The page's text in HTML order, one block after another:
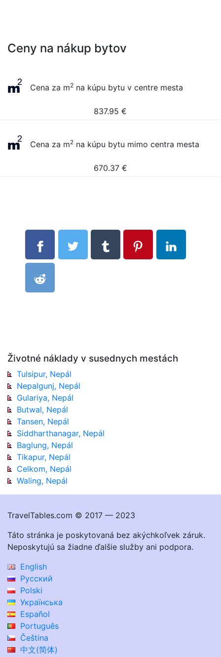
Ceny na nákup bytov
Cena za m2 na kúpu bytu v centre mesta
837.95 €
Cena za m2 na kúpu bytu mimo centra mesta
670.37 €
Životné náklady v susednych mestách
Tulsipur, Nepál
Nepalgunj, Nepál
Gulariya, Nepál
Butwal, Nepál
Tansen, Nepál
Siddharthanagar, Nepál
Baglung, Nepál
Tikapur, Nepál
Celkom, Nepál
Waling, Nepál
TravelTables.com © 2017 — 2023
Táto stránka je poskytovaná bez akýchkoľvek záruk.
Neposkytujú sa žiadne ďalšie služby ani podpora.
English
Русский
Polski
Українська
Español
Português
Čeština
中文(简体)